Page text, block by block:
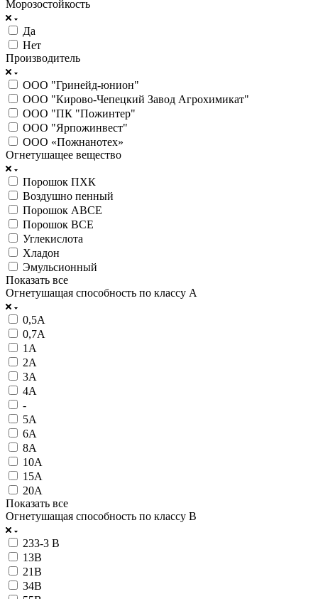
Морозостойкость
Да
Нет
Производитель
ООО "Гринейд-юнион"
ООО "Кирово-Чепецкий Завод Агрохимикат"
ООО "ПК "Пожинтер"
ООО "Ярпожинвест"
ООО «Пожнанотех»
Огнетушащее вещество
Порошок ПХК
Воздушно пенный
Порошок АВСЕ
Порошок ВСЕ
Углекислота
Хладон
Эмульсионный
Показать все
Огнетушащая способность по классу А
0,5А
0,7А
1А
2А
3А
4А
-
5А
6А
8А
10А
15А
20А
Показать все
Огнетушащая способность по классу В
233-3 В
13В
21В
34В